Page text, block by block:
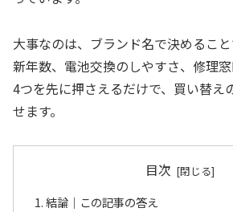
大事なのは、ブランド名で決めるこ
新年数、電池交換のしやすさ、修理
4つを先に押さえるだけで、買い替え
せます。
目次
結論｜この記事の答え